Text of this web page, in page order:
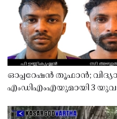
ഓപ്പറേഷൻ തൂഫാൻ;
എംഡിഎംഎയുമായി 3